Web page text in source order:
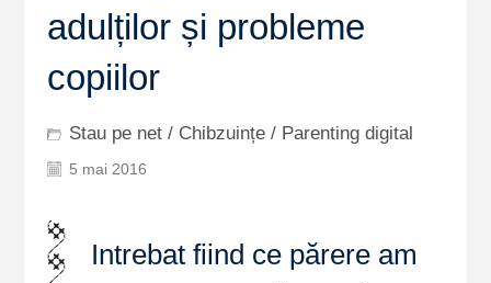
adulților și probleme
copiilor
Stau pe net/ Chibzuințe/ Parenting digital
5 mai 2016
Intrebat fiind ce părere am